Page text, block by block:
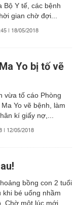
Bộ Y tế, các bệnh
gian chờ đợi...
| 18/05/2018
Yo bị tố vẽ
vừa tố cáo Phòng
Yo vẽ bệnh, làm
kí giấy nợ,...
| 12/05/2018
bồng con 2 tuổi
khi bé uống nhầm
Chờ một lúc mới...